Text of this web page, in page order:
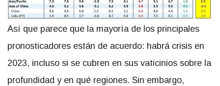
Así que parece que la mayoría de los principales
pronosticadores están de acuerdo: habrá crisis en
2023, incluso si se cubren en sus vaticinios sobre la
profundidad y en qué regiones. Sin embargo,